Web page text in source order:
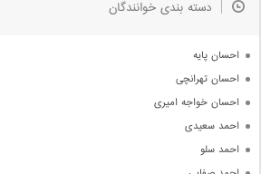
جدیدترین ها
دسته بندی خوانندگان
احسان پایه
احسان تهرانچی
احسان خواجه امیری
احمد سعیدی
احمد سلو